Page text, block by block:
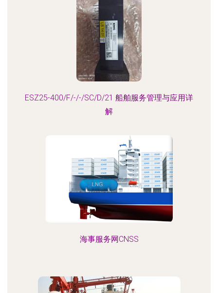
ESZ25-400/F/-/-/SC/D/21 船舶服务管理与应用详
解
海事服务网CNSS